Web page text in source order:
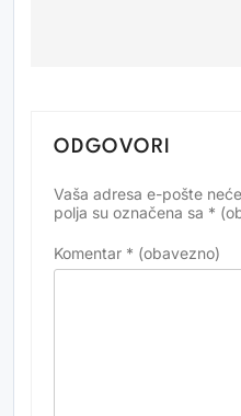
ODGOVORI
Vaša adresa e-pošte
polja su označena sa *
Komentar * (obavezno)
Alternative: